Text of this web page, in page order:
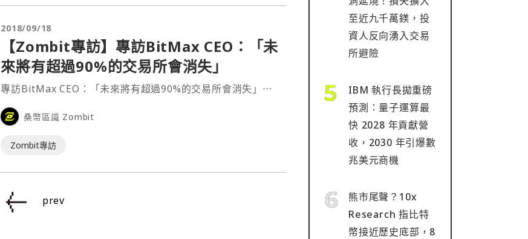
2018/09/18
【Zombit專訪】專訪BitMax CEO：「未
來將有超過90%的交易所會消失」
專訪BitMax CEO：「未來將有超過90%的交易所會消失」⋯
桑幣區識 Zombit
Zombit專訪
prev
至近九千萬鎂，投
資人反向湧入交易
所避險
IBM 執行長拋重磅
預測：量子運算最
快 2028 年貢獻營
收，2030 年引爆數
兆美元商機
熊市尾聲？10x
Research 指比特
幣接近歷史底部，8